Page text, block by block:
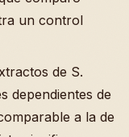
un control
de S.
dependientes de
a la de